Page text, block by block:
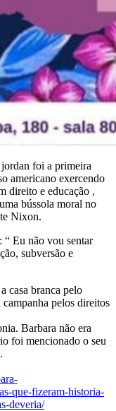
foi a primeira
americano exercendo
direito e educação ,
bússola moral no
Nixon.
“ Eu não vou sentar
subversão e
casa branca pelo
pelos direitos
Barbara não era
foi mencionado o seu
que-fizeram-historia-
deveria/